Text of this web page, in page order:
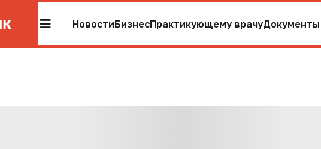
НовостиБизнесПрактикующему врачуДокументы